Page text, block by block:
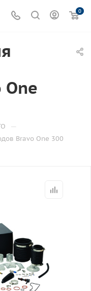
0
—
Bravo One 300